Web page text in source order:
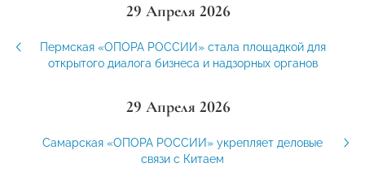
29 Апреля 2026
Пермская «ОПОРА РОССИИ» стала площадкой для
открытого диалога бизнеса и надзорных органов
29 Апреля 2026
Самарская «ОПОРА РОССИИ» укрепляет деловые
связи с Китаем